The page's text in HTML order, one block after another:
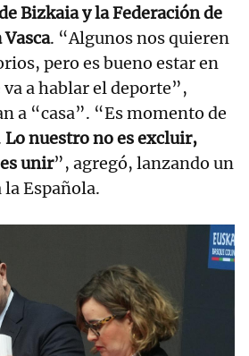
Bizkaia y la Federación de
. “Algunos nos quieren
pero es bueno estar en
a hablar el deporte”,
a “casa”. “Es momento de
Lo nuestro no es excluir,
unir”, agregó, lanzando un
Española.